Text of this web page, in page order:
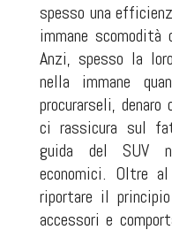
spesso una
immane
Anzi, spesso la
nella immane
procurarseli,
ci rassicura sul
guida del SUV
economici. Oltre
riportare il
accessori e